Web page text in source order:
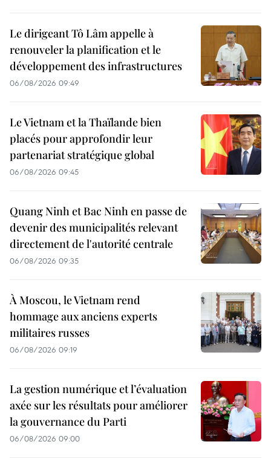
Le dirigeant Tô Lâm appelle à
renouveler la planification et le
développement des infrastructures
06/08/2026 09:49
Le Vietnam et la Thaïlande bien
placés pour approfondir leur
partenariat stratégique global
06/08/2026 09:45
Quang Ninh et Bac Ninh en passe de
devenir des municipalités relevant
directement de l'autorité centrale
06/08/2026 09:35
À Moscou, le Vietnam rend
hommage aux anciens experts
militaires russes
06/08/2026 09:19
La gestion numérique et l’évaluation
axée sur les résultats pour améliorer
la gouvernance du Parti
06/08/2026 09:00